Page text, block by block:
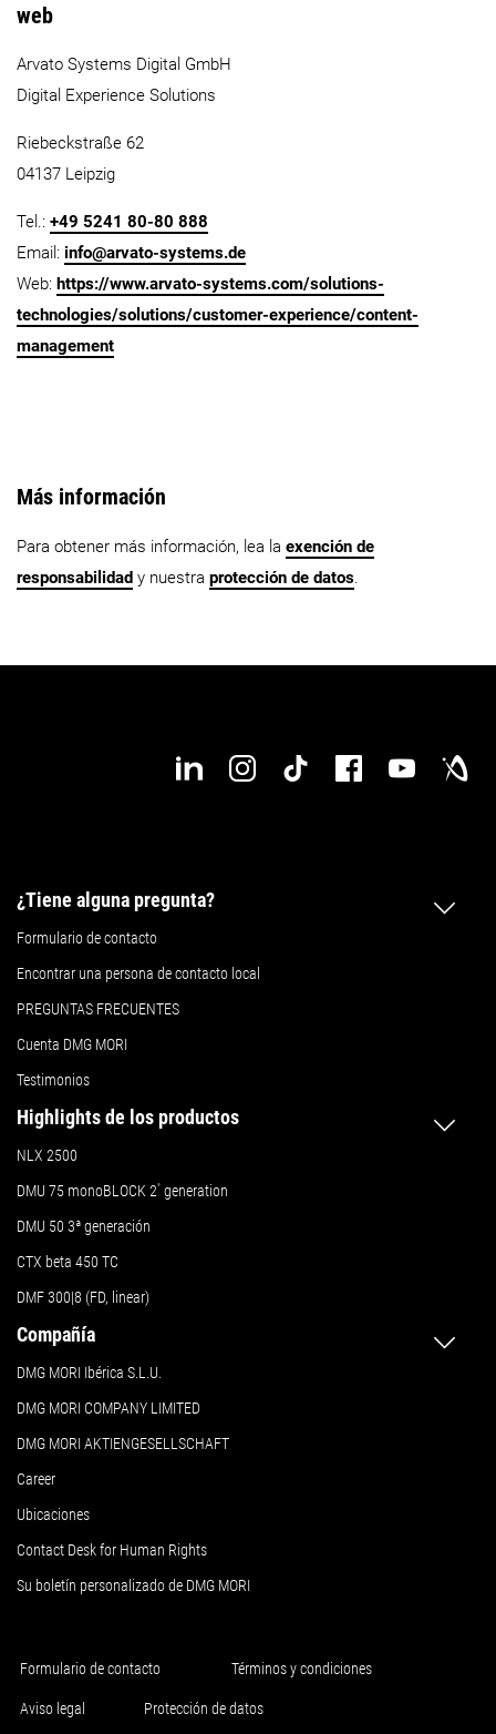
web
Arvato Systems Digital GmbH
Digital Experience Solutions
Riebeckstraße 62
04137 Leipzig
Tel.: +49 5241 80-80 888
Email: info@arvato-systems.de
Web: https://www.arvato-systems.com/solutions-
technologies/solutions/customer-experience/content-
management
Más información
Para obtener más información, lea la exención de
responsabilidad y nuestra protección de datos.
¿Tiene alguna pregunta?
Formulario de contacto
Encontrar una persona de contacto local
PREGUNTAS FRECUENTES
Cuenta DMG MORI
Testimonios
Highlights de los productos
NLX 2500
DMU 75 monoBLOCK 2ª generation
DMU 50 3ª generación
CTX beta 450 TC
DMF 300|8 (FD, linear)
Compañía
DMG MORI Ibérica S.L.U.
DMG MORI COMPANY LIMITED
DMG MORI AKTIENGESELLSCHAFT
Career
Ubicaciones
Contact Desk for Human Rights
Su boletín personalizado de DMG MORI
Formulario de contacto Términos y condiciones
Aviso legal Protección de datos